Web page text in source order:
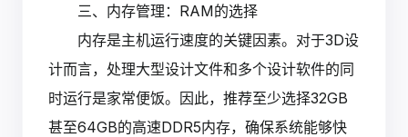
三、内存管理：RAM的选择
内存是主机运行速度的关键因素。对于3D设
计而言，处理大型设计文件和多个设计软件的同
时运行是家常便饭。因此，推荐至少选择32GB
甚至64GB的高速DDR5内存，确保系统能够快